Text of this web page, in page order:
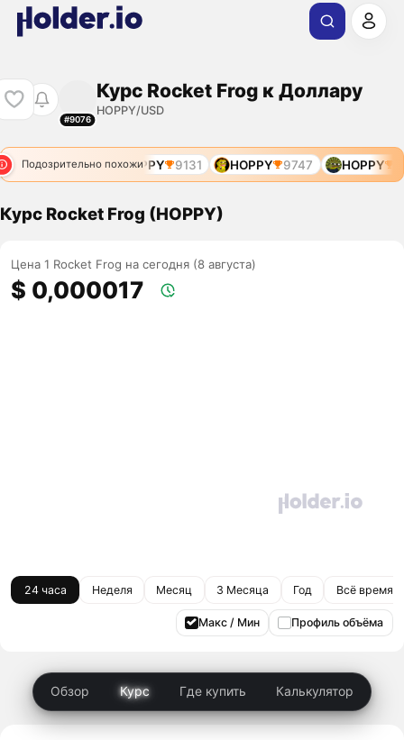
#9076
Курс Rocket Frog к Доллару
HOPPY/USD
Подозрительно похожи
HOPPY 7883 HOPPY 9131 HOPPY 9747 HOPPY
Курс Rocket Frog (HOPPY)
Цена 1 Rocket Frog на сегодня (8 августа)
$ 0,000017
24 часа Неделя Месяц 3 Месяца Год Всё время
Макс / Мин Профиль объёма
Обзор Курс Где купить Калькулятор